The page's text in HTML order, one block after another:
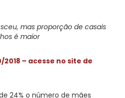
mas proporção de casais
é maior
2018 – acesse no site de
24% o número de mães